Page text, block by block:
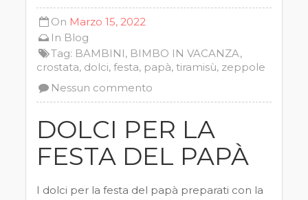
On Marzo 15, 2022
In Blog
Tag: BAMBINI, BIMBO IN VACANZA,
crostata, dolci,festa, papà,tiramisù, zeppole
Nessun commento
DOLCI PER LA
FESTA DEL PAPÀ
I dolci per la festa del papà preparati con la